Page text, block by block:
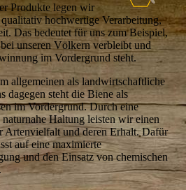
Produkte legen wir
hochwertige Verarbeitung,
Das bedeutet für uns zum Beispiel,
unseren Völkern verbleibt und
im Vordergrund steht.
allgemeinen als landwirtschaftliche
dagegen steht die Biene als
im Vordergrund. Durch eine
Haltung leisten wir einen
Artenvielfalt und deren Erhalt. Dafür
auf eine maximierte
und den Einsatz von chemischen